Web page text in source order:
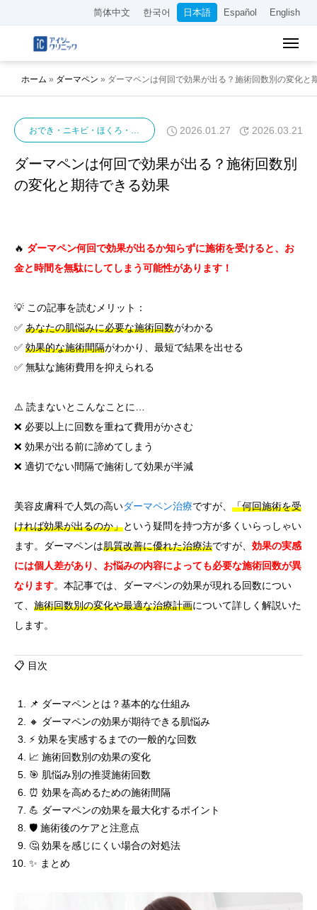
简体中文 한국어 日本語 Español English
ホーム » ダーマペン » ダーマペンは何回で効果が出る？施術回数別の変化と
おでき・ニキビ・ほくろ・イボ ダーマペン2026.01.27 2026.03.21
ダーマペンは何回で効果が出る？施術回数別
の変化と期待できる効果
🔥 ダーマペン何回で効果が出るか知らずに施術を受けると、お
金と時間を無駄にしてしまう可能性があります！
💡 この記事を読むメリット：
✅ あなたの肌悩みに必要な施術回数がわかる
✅ 効果的な施術間隔がわかり、最短で結果を出せる
✅ 無駄な施術費用を抑えられる
⚠️ 読まないとこんなことに…
❌ 必要以上に回数を重ねて費用がかさむ
❌ 効果が出る前に諦めてしまう
❌ 適切でない間隔で施術して効果が半減
美容皮膚科で人気の高いダーマペン治療ですが、 「何回施術を受
ければ効果が出るのか」という疑問を持つ方が多くいらっしゃい
ます。ダーマペンは肌質改善に優れた治療法ですが、 効果の実感
には個人差があり、お悩みの内容によっても必要な施術回数が異
なります。本記事では、ダーマペンの効果が現れる回数につい
て、 施術回数別の変化や最適な治療計画について詳しく解説いた
します。
📋 目次
📌 ダーマペンとは？基本的な仕組み
🔸 ダーマペンの効果が期待できる肌悩み
⚡ 効果を実感するまでの一般的な回数
📈 施術回数別の効果の変化
🎯 肌悩み別の推奨施術回数
⏰ 効果を高めるための施術間隔
💪 ダーマペンの効果を最大化するポイント
🛡️ 施術後のケアと注意点
🤔 効果を感じにくい場合の対処法
✨ まとめ